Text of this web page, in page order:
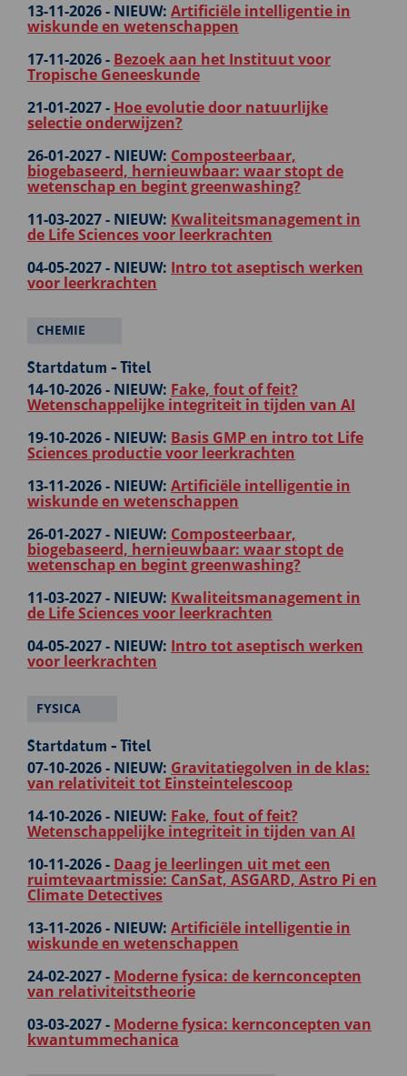
13-11-2026 - NIEUW: Artificiële intelligentie in
wiskunde en wetenschappen
17-11-2026 - Bezoek aan het Instituut voor
Tropische Geneeskunde
21-01-2027 - Hoe evolutie door natuurlijke
selectie onderwijzen?
26-01-2027 - NIEUW: Composteerbaar,
biogebaseerd, hernieuwbaar: waar stopt de
wetenschap en begint greenwashing?
11-03-2027 - NIEUW: Kwaliteitsmanagement in
de Life Sciences voor leerkrachten
04-05-2027 - NIEUW: Intro tot aseptisch werken
voor leerkrachten
CHEMIE
Startdatum - Titel
14-10-2026 - NIEUW: Fake, fout of feit?
Wetenschappelijke integriteit in tijden van AI
19-10-2026 - NIEUW: Basis GMP en intro tot Life
Sciences productie voor leerkrachten
13-11-2026 - NIEUW: Artificiële intelligentie in
wiskunde en wetenschappen
26-01-2027 - NIEUW: Composteerbaar,
biogebaseerd, hernieuwbaar: waar stopt de
wetenschap en begint greenwashing?
11-03-2027 - NIEUW: Kwaliteitsmanagement in
de Life Sciences voor leerkrachten
04-05-2027 - NIEUW: Intro tot aseptisch werken
voor leerkrachten
FYSICA
Startdatum - Titel
07-10-2026 - NIEUW: Gravitatiegolven in de klas:
van relativiteit tot Einsteintelescoop
14-10-2026 - NIEUW: Fake, fout of feit?
Wetenschappelijke integriteit in tijden van AI
10-11-2026 - Daag je leerlingen uit met een
ruimtevaartmissie: CanSat, ASGARD, Astro Pi en
Climate Detectives
13-11-2026 - NIEUW: Artificiële intelligentie in
wiskunde en wetenschappen
24-02-2027 - Moderne fysica: de kernconcepten
van relativiteitstheorie
03-03-2027 - Moderne fysica: kernconcepten van
kwantummechanica